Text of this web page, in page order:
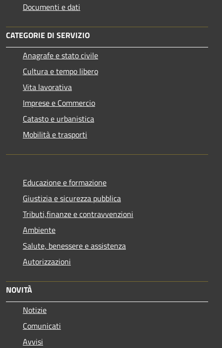
Documenti e dati
CATEGORIE DI SERVIZIO
Anagrafe e stato civile
Cultura e tempo libero
Vita lavorativa
Imprese e Commercio
Catasto e urbanistica
Mobilità e trasporti
Educazione e formazione
Giustizia e sicurezza pubblica
Tributi,finanze e contravvenzioni
Ambiente
Salute, benessere e assistenza
Autorizzazioni
NOVITÀ
Notizie
Comunicati
Avvisi